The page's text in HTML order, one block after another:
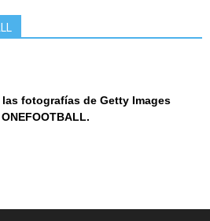
fotografías de Getty Images
ONEFOOTBALL.